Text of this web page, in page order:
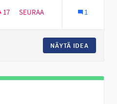
17 17 SEURAAJAA
SEURAA 1
NÄYTÄ IDEA